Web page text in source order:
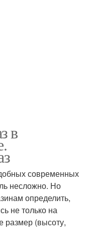
в
современных
несложно. Но
определить,
не только на
размер (высоту,